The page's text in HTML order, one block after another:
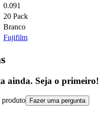
0.091
20 Pack
Branco
Fujifilm
ainda. Seja o primeiro!
produto Fazer uma pergunta